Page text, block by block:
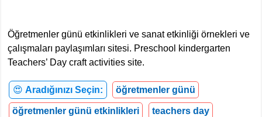
Öğretmenler günü etkinlikleri ve sanat etkinliği örnekleri ve
çalışmaları paylaşımları sitesi. Preschool kindergarten
Teachers’ Day craft activities site.
😍 Aradığınızı Seçin: öğretmenler günü
öğretmenler günü etkinlikleri teachers day